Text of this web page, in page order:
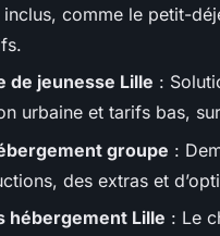
inclus, comme le petit-
de jeunesse Lille :
urbaine et tarifs bas,
groupe :
des extras et
hébergement Lille : Le